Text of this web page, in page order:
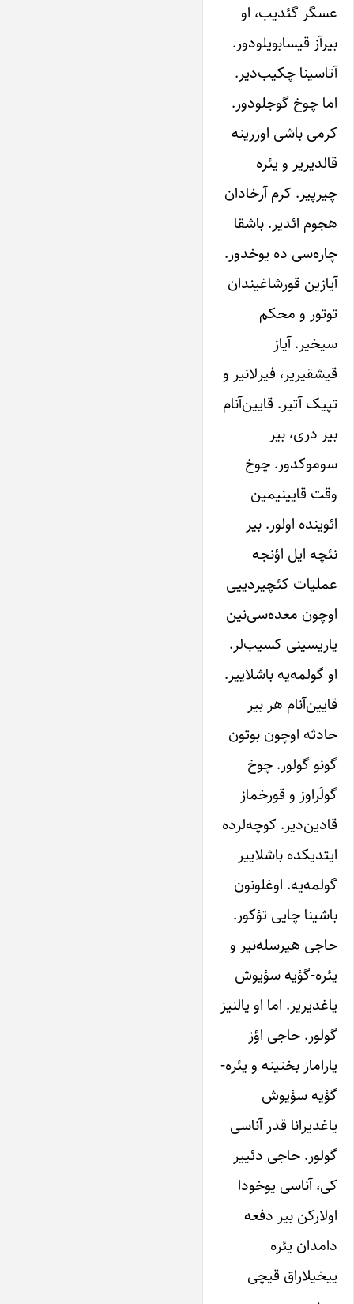
عسگر گئدیب، او
بیرآز قیسابویلودور.
آتاسینا چکیب‌دیر.
اما چوخ گوجلودور.
کر‌می باشی اوزرینه
قالدیریر و یئره
چیرپیر. کر‌م آرخادان
هجوم ائدیر. باشقا
چاره‌سی ده یوخدور.
آیازین قورشاغیندان
توتور و محکم
سیخیر. آیاز
قیشقیریر، فیرلانیر و
تپیک آتیر. قایین‌آنام
بیر دری، بیر
سوموکدور. چوخ
وقت قایینیمین
ائوینده اولور. بیر
نئچه ایل اؤنجه
عملیات کئچیردییی
اوچون معده‌سی‌نین
یاریسینی کسیب‌لر.
او گولمه‌یه باشلاییر.
قایین‌آنام هر بیر
حادثه اوچون بوتون
گونو گولور. چوخ
گولَر‌اوز و قورخماز
قادین‌دیر. کوچه‌لرده
ایتدیکده باشلاییر
گولمه‌یه. اوغلونون
باشینا چایی تؤکور.
حاجی هیرسله‌نیر و
یئره-گؤیه سؤیوش
یاغدیریر. اما او یالنیز
گولور. حاجی اؤز
یاراماز بختینه و یئره-
گؤیه سؤیوش
یاغدیرانا قدر آناسی
گولور. حاجی دئییر
کی، آناسی یوخودا
اولارکن بیر دفعه
دامدان یئره
ییخیلاراق قیچی